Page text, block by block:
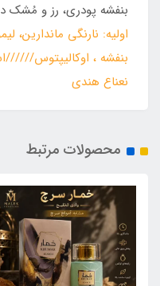
بنفشه پودری، رز و مُشک
اولیه: نارنگی
بنفشه ، اوکالیپتوس//////
نعناع هندی
محصولات مرتبط